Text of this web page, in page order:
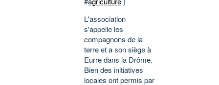
L'association
s'appelle les
compagnons de la
terre et a son siège à
Eurre dans la Drôme.
Bien des initiatives
locales ont permis par